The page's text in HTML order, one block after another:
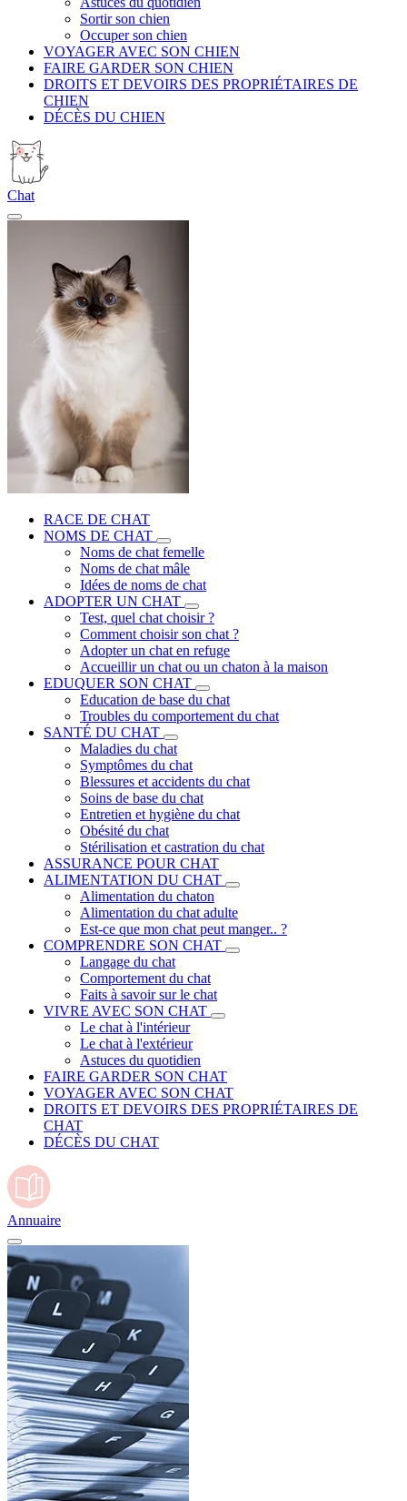
Sortir son chien
Occuper son chien
VOYAGER AVEC SON CHIEN
FAIRE GARDER SON CHIEN
DROITS ET DEVOIRS DES PROPRIÉTAIRES DE
CHIEN
DÉCÈS DU CHIEN
Chat
RACE DE CHAT
NOMS DE CHAT
Noms de chat femelle
Noms de chat mâle
Idées de noms de chat
ADOPTER UN CHAT
Test, quel chat choisir ?
Comment choisir son chat ?
Adopter un chat en refuge
Accueillir un chat ou un chaton à la maison
EDUQUER SON CHAT
Education de base du chat
Troubles du comportement du chat
SANTÉ DU CHAT
Maladies du chat
Symptômes du chat
Blessures et accidents du chat
Soins de base du chat
Entretien et hygiène du chat
Obésité du chat
Stérilisation et castration du chat
ASSURANCE POUR CHAT
ALIMENTATION DU CHAT
Alimentation du chaton
Alimentation du chat adulte
Est-ce que mon chat peut manger.. ?
COMPRENDRE SON CHAT
Langage du chat
Comportement du chat
Faits à savoir sur le chat
VIVRE AVEC SON CHAT
Le chat à l'intérieur
Le chat à l'extérieur
Astuces du quotidien
FAIRE GARDER SON CHAT
VOYAGER AVEC SON CHAT
DROITS ET DEVOIRS DES PROPRIÉTAIRES DE
CHAT
DÉCÈS DU CHAT
Annuaire